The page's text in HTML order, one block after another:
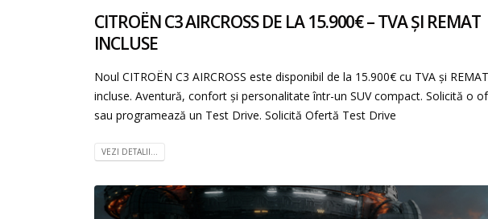
CITROËN C3 AIRCROSS DE LA 15.900€ – TVA ȘI REMAT
INCLUSE
Noul CITROËN C3 AIRCROSS este disponibil de la 15.900€ cu TVA și REMAT
incluse. Aventură, confort și personalitate într-un SUV compact. Solicită o
sau programează un Test Drive. Solicită Ofertă Test Drive
VEZI DETALII...